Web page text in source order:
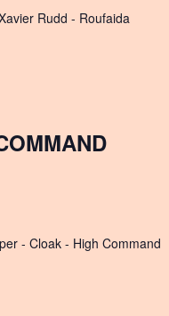
Rudd - Roufaida
- Cloak - High Command